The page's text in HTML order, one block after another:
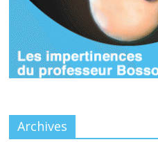
Archives